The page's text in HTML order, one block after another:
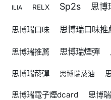
ILIA RELX Sp2s 思博
思博瑞口味 思博瑞口味推
思博瑞推薦 思博瑞煙彈
思博瑞菸彈 思博瑞菸油
思博瑞電子煙dcard 思博